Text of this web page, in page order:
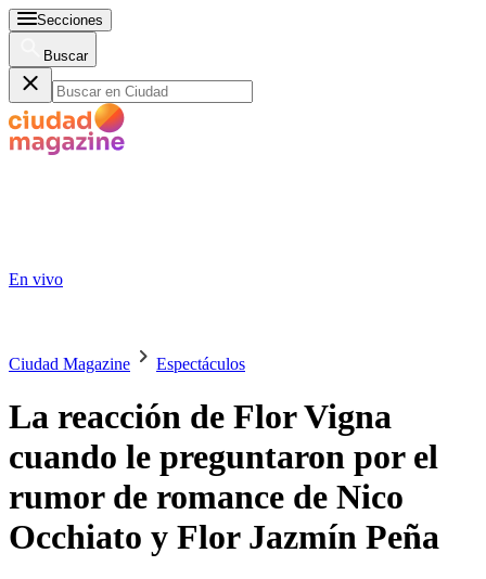
Secciones
Buscar
En vivo
Ciudad Magazine Espectáculos
La reacción de Flor Vigna
cuando le preguntaron por el
rumor de romance de Nico
Occhiato y Flor Jazmín Peña